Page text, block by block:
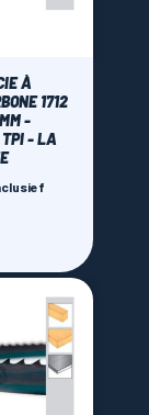
À
1712
-
TPI - LA